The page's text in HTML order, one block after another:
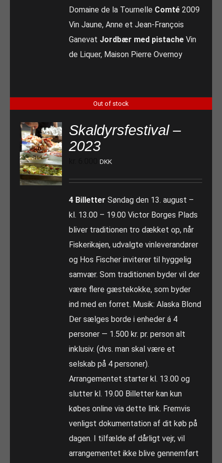
Domaine de la Tournelle Comté 2009
Vin Jaune, Anne et Jean-François
Ganevat Jordbær med pistache Vin
de Liquer, Maison Pierre Overnoy
Out of stock
Skaldyrsfestival –
2023
DKK
4 Billetter Søndag den 13. august –
kl. 13.00 – 19.00 Victor Borges Plads
bliver traditionen tro dækket op, når
Fiskerikajen, udvalgte vinleverandører
og Hos Fischer inviterer til hyggelig
samvær. Som traditionen byder vil der
være flere gæstekokke, som byder
ind med en forret. Musik: Alaska Blond
Der sælges borde i enheder á 4
personer — 1.500 kr. pr. person alt
inklusiv. (dvs. man skal være et
selskab på 4 personer).
Arrangementet starter kl. 13.00 og
slutter kl. 19.00 Billetter kan kun
købes online via dette link. Fremvis
venligst dokumentation af dit køb på
dagen. I tilfælde af dårligt vejr, vil
arrangementet ikke blive gennemført